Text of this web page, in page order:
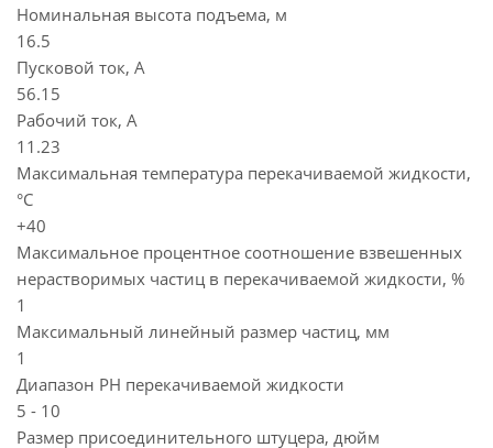
Номинальная высота подъема, м
16.5
Пусковой ток, А
56.15
Рабочий ток, А
11.23
Максимальная температура перекачиваемой жидкости,
°C
+40
Максимальное процентное соотношение взвешенных
нерастворимых частиц в перекачиваемой жидкости, %
1
Максимальный линейный размер частиц, мм
1
Диапазон PH перекачиваемой жидкости
5 - 10
Размер присоединительного штуцера, дюйм